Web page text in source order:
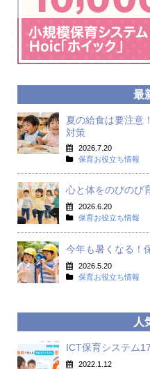
最
夏の給食は要注意
対策
2026.7.20
保育お役立ち情報
心と体をのびのび
2026.6.20
保育お役立ち情報
今年も暑くなる！
2026.5.20
保育お役立ち情報
人
ICT保育システム
2022.1.12